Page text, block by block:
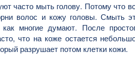
часто мыть голову. Потому что
волос и кожу головы. Смыть
многие думают. После
что на коже остается
разрушает потом клетки кожи.